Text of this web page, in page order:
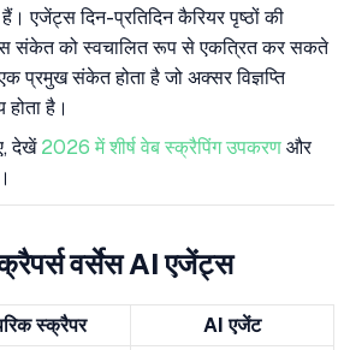
एजेंट्स दिन-प्रतिदिन कैरियर पृष्ठों की
संकेत को स्वचालित रूप से एकत्रित कर सकते
प्रमुख संकेत होता है जो अक्सर विज्ञप्ति
होता है।
देखें 2026 में शीर्ष वेब स्क्रैपिंग उपकरण और
।
वर्सेस AI एजेंट्स
स्क्रैपर
AI एजेंट